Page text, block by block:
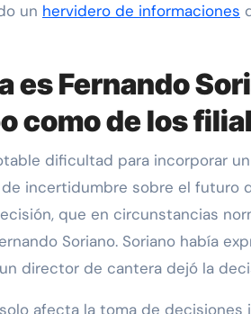
un hervidero de informaciones
es Fernando
como de los
dificultad para incorporar
incertidumbre sobre el futuro
que en circunstancias
Soriano. Soriano había
director de cantera dejó la
afecta la toma de